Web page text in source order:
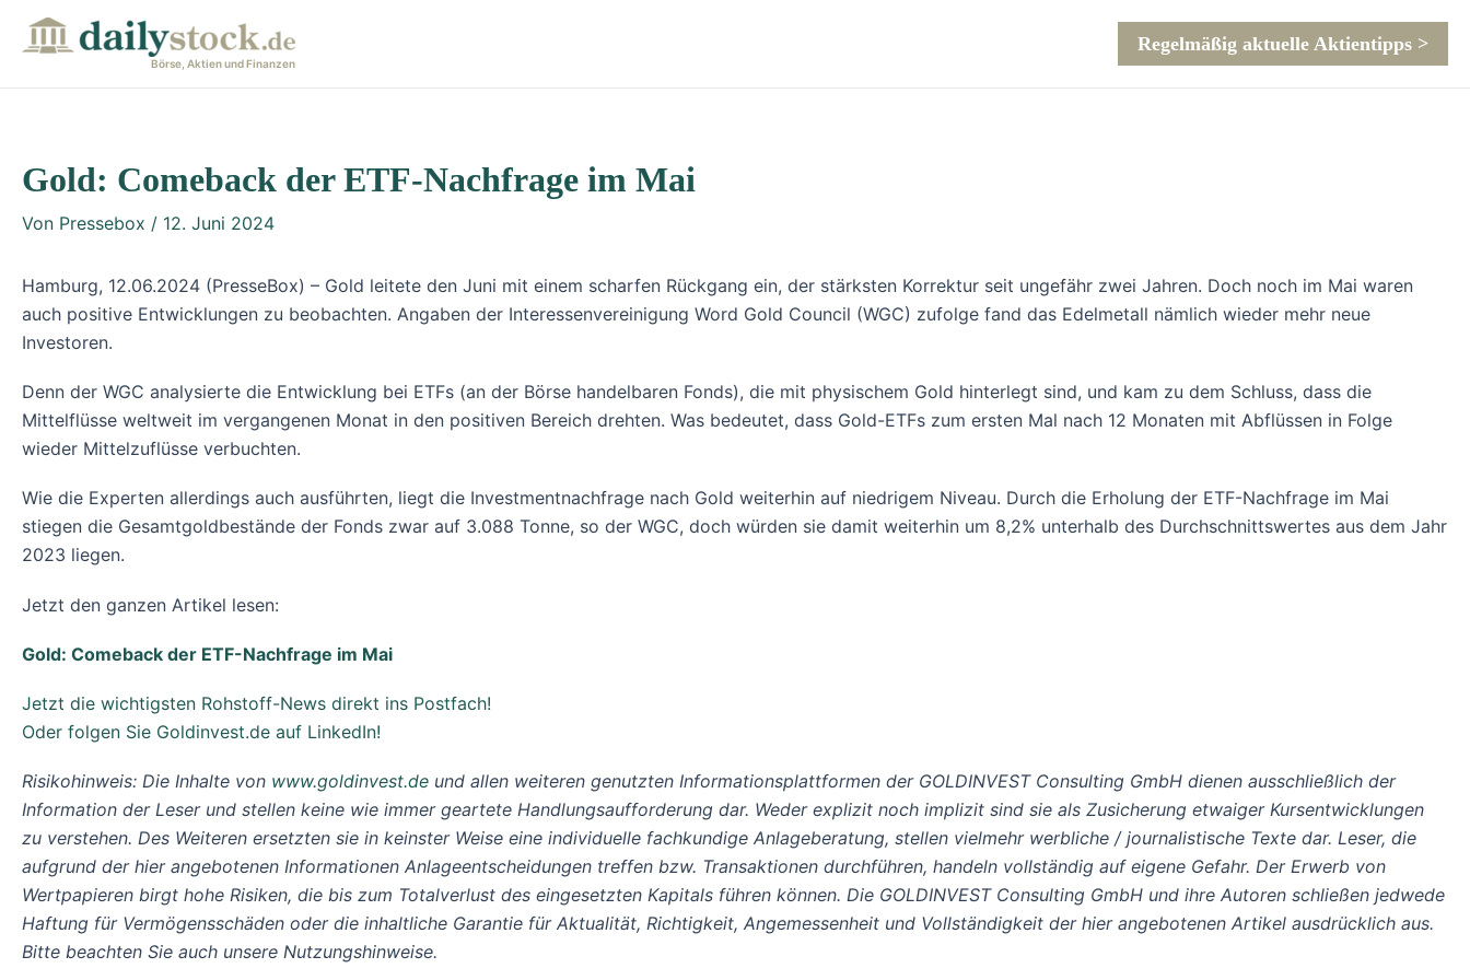
Inhalt
Börse, Aktien und Finanzen
Regelmäßig aktuelle Aktientipps >
Gold: Comeback der ETF-Nachfrage im Mai
Von Pressebox / 12. Juni 2024
Hamburg, 12.06.2024 (PresseBox) – Gold leitete den Juni mit einem scharfen Rückgang ein, der stärksten Korrektur seit ungefähr zwei Jahren. Doch noch im Mai waren
auch positive Entwicklungen zu beobachten. Angaben der Interessenvereinigung Word Gold Council (WGC) zufolge fand das Edelmetall nämlich wieder mehr neue
Investoren.
Denn der WGC analysierte die Entwicklung bei ETFs (an der Börse handelbaren Fonds), die mit physischem Gold hinterlegt sind, und kam zu dem Schluss, dass die
Mittelflüsse weltweit im vergangenen Monat in den positiven Bereich drehten. Was bedeutet, dass Gold-ETFs zum ersten Mal nach 12 Monaten mit Abflüssen in Folge
wieder Mittelzuflüsse verbuchten.
Wie die Experten allerdings auch ausführten, liegt die Investmentnachfrage nach Gold weiterhin auf niedrigem Niveau. Durch die Erholung der ETF-Nachfrage im Mai
stiegen die Gesamtgoldbestände der Fonds zwar auf 3.088 Tonne, so der WGC, doch würden sie damit weiterhin um 8,2% unterhalb des Durchschnittswertes aus dem Jahr
2023 liegen.
Jetzt den ganzen Artikel lesen:
Gold: Comeback der ETF-Nachfrage im Mai
Jetzt die wichtigsten Rohstoff-News direkt ins Postfach!
Oder folgen Sie Goldinvest.de auf LinkedIn!
Risikohinweis: Die Inhalte von www.goldinvest.de und allen weiteren genutzten Informationsplattformen der GOLDINVEST Consulting GmbH dienen ausschließlich der
Information der Leser und stellen keine wie immer geartete Handlungsaufforderung dar. Weder explizit noch implizit sind sie als Zusicherung etwaiger Kursentwicklungen
zu verstehen. Des Weiteren ersetzten sie in keinster Weise eine individuelle fachkundige Anlageberatung, stellen vielmehr werbliche / journalistische Texte dar. Leser, die
aufgrund der hier angebotenen Informationen Anlageentscheidungen treffen bzw. Transaktionen durchführen, handeln vollständig auf eigene Gefahr. Der Erwerb von
Wertpapieren birgt hohe Risiken, die bis zum Totalverlust des eingesetzten Kapitals führen können. Die GOLDINVEST Consulting GmbH und ihre Autoren schließen jedwede
Haftung für Vermögensschäden oder die inhaltliche Garantie für Aktualität, Richtigkeit, Angemessenheit und Vollständigkeit der hier angebotenen Artikel ausdrücklich aus.
Bitte beachten Sie auch unsere Nutzungshinweise.
navigation